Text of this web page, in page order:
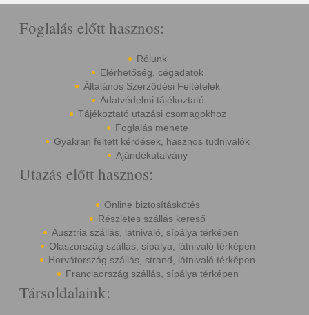
Foglalás előtt hasznos:
Rólunk
Elérhetőség, cégadatok
Általános Szerződési Feltételek
Adatvédelmi tájékoztató
Tájékoztató utazási csomagokhoz
Foglalás menete
Gyakran feltett kérdések, hasznos tudnivalók
Ajándékutalvány
Utazás előtt hasznos:
Online biztosításkötés
Részletes szállás kereső
Ausztria szállás, látnivaló, sípálya térképen
Olaszország szállás, sípálya, látnivaló térképen
Horvátország szállás, strand, látnivaló térképen
Franciaország szállás, sípálya térképen
Társoldalaink: